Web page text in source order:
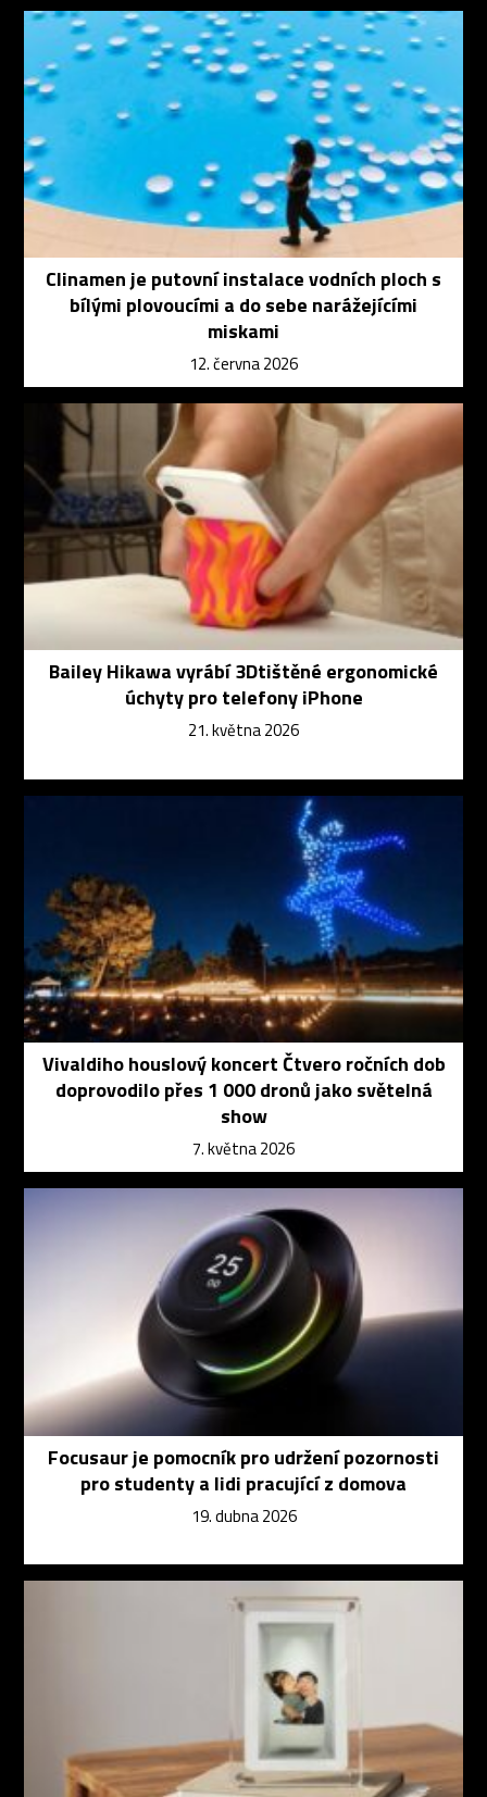
Clinamen je putovní instalace vodních ploch s
bílými plovoucími a do sebe narážejícími
miskami
12. června 2026
Bailey Hikawa vyrábí 3Dtištěné ergonomické
úchyty pro telefony iPhone
21. května 2026
Vivaldiho houslový koncert Čtvero ročních dob
doprovodilo přes 1 000 dronů jako světelná
show
7. května 2026
Focusaur je pomocník pro udržení pozornosti
pro studenty a lidi pracující z domova
19. dubna 2026